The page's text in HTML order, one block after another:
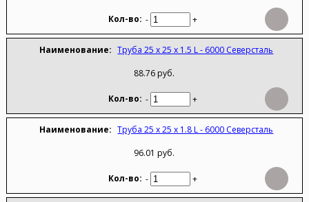
- +
Труба 25 х 25 х 1.5 L - 6000 Северсталь
88.76 руб.
- +
Труба 25 х 25 х 1.8 L - 6000 Северсталь
96.01 руб.
- +